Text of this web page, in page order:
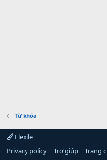
Từ khóa
Flexile
Privacy policy
Trợ giúp Trang